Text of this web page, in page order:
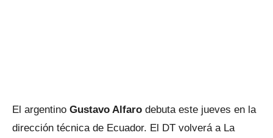
El argentino Gustavo Alfaro debuta este jueves en la
dirección técnica de Ecuador. El DT volverá a La